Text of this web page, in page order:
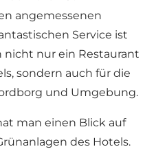
angemessenen
Service ist
nicht nur ein Restaurant
sondern auch für die
und Umgebung.
man einen Blick auf
des Hotels.